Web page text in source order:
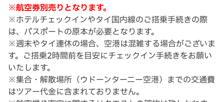
※航空券別売りとなります。
※ホテルチェックインやタイ国内線のご搭乗手続きの際
は、パスポートの原本が必要となります。
※週末やタイ連休の場合、空港は混雑する場合がございま
す。ご搭乗2時間前を目安にチェックイン手続きをお願い
いたします。
※集合・解散場所（ウドーンターニー空港）までの交通費
はツアー代金に含まれておりません。